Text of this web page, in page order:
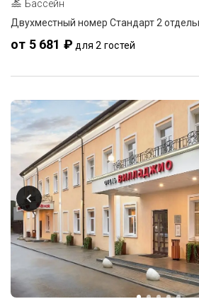
Бассейн
Двухместный номер Стандарт 2
от 5 681 ₽ для 2 гостей